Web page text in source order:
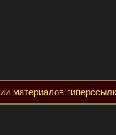
материалов